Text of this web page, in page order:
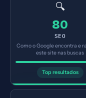
🔍
80
SEO
Como o Google encontra e
este site nas buscas
Top resultados